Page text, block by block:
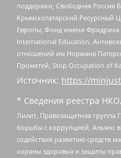
поддержки, Свободная Россия
Крымскотатарский Ресурсный
Европы, Фонд имени Фридриха
International Education,
отношений им Нормана
Прометей, Stop Occupation of
Источник: https://
* Сведения реестра
Лилит, Правозащитная группа
борьбы с коррупцией, Альянс
содействия развитию средств
охраны здоровья и защиты